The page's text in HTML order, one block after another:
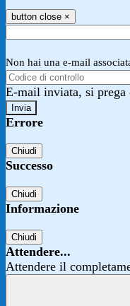
button close ×
Non hai una e-mail
E-mail inviata, si prega
Errore
Chiudi
Successo
Chiudi
Informazione
Chiudi
Attendere...
Attendere il